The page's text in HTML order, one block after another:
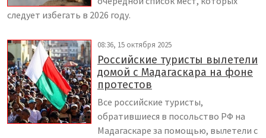
следует избегать в 2026 году.
08:36, 15 октября 2025
Российские туристы вылетели
домой с Мадагаскара на фоне
протестов
Все российские туристы,
обратившиеся в посольство РФ на
Мадагаскаре за помощью, вылетели с